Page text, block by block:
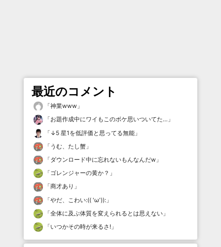
最近のコメント
「神業www 」
「お題作成中にワイもこのボケ思いついてた… 」
「 ↓5 星1を低評価と思ってる無能 」
「 うむ、たし蟹 」
「ダウンロード中に忘れないもんなんだw 」
「ゴレンジャーの黄か？ 」
「商才あり 」
「やだ、こわい:(( 'ω')): 」
「全体に及ぶ体質を変えられるとは思えない 」
「いつかその時が来るさ! 」